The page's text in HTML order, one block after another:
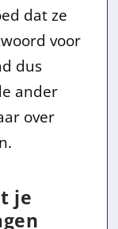
dat ze
voor
dus
ander
over
je